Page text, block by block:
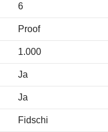
6
Proof
1.000
Ja
Ja
Fidschi